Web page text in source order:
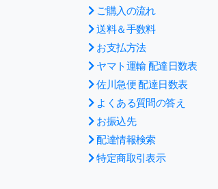
ご購入の流れ
送料＆手数料
お支払方法
ヤマト運輸 配達日数表
佐川急便 配達日数表
よくある質問の答え
お振込先
配達情報検索
特定商取引表示